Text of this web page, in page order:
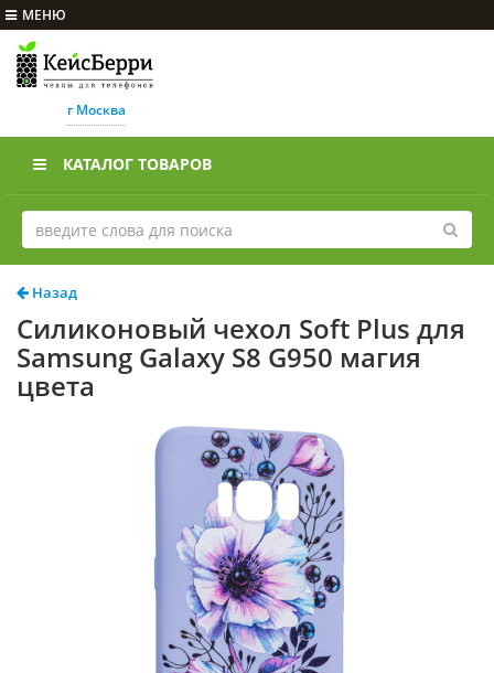
МЕНЮ
г Москва
КАТАЛОГ ТОВАРОВ
Назад
Силиконовый чехол Soft Plus для
Samsung Galaxy S8 G950 магия
цвета